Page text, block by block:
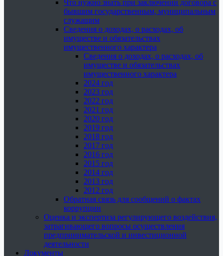
Что нужно знать при заключении договора с
бывшим государственным, муниципальным
служащим
Сведения о доходах, о расходах, об
имуществе и обязательствах
имущественного характера
Сведения о доходах, о расходах, об
имуществе и обязательствах
имущественного характера
2024 год
2023 год
2022 год
2021 год
2020 год
2019 год
2018 год
2017 год
2016 год
2015 год
2014 год
2013 год
2012 год
Обратная связь для сообщений о фактах
коррупции
Оценка и экспертиза регулирующего воздействия,
затрагивающего вопросы осуществления
предпринимательской и инвестиционной
деятельности
Документы